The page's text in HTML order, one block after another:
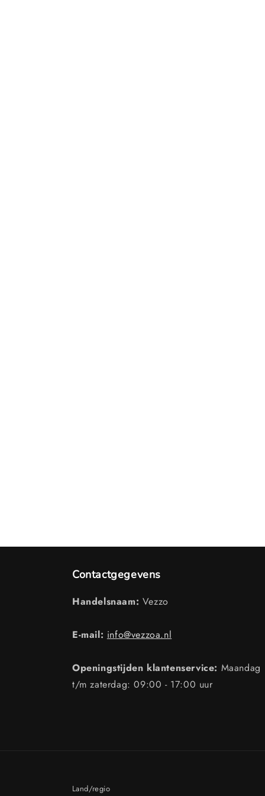
Contactgegevens
Handelsnaam: Vezzo
E-mail: info@vezzoa.nl
Openingstijden klantenservice: Maandag
t/m zaterdag: 09:00 - 17:00 uur
Land/regio